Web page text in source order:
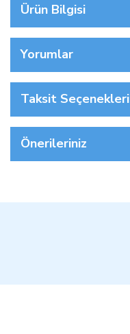
Ürün Bilgisi
Yorumlar
Taksit Seçenekleri
Önerileriniz